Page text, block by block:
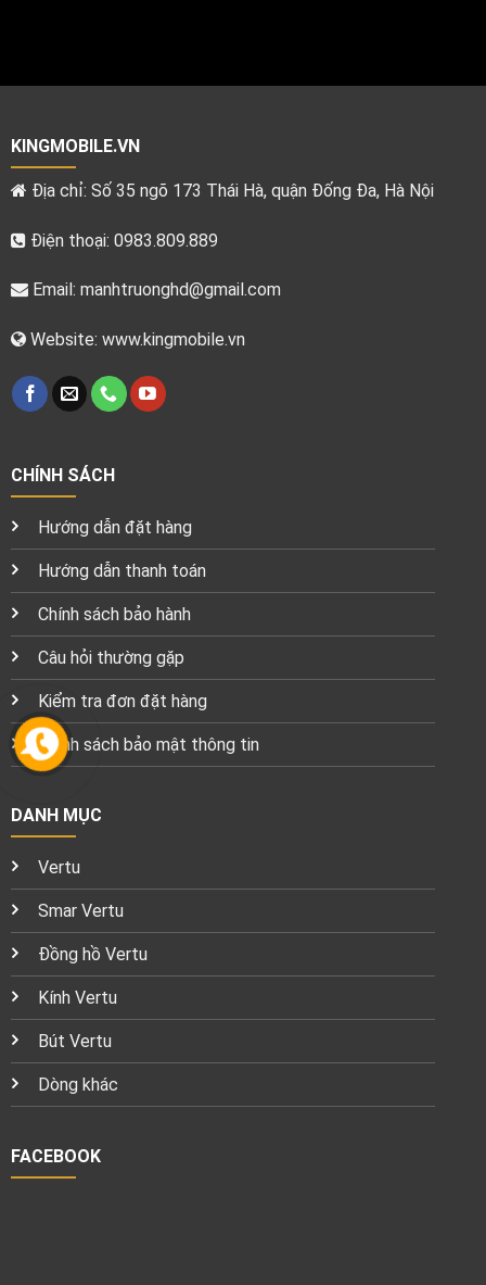
KINGMOBILE.VN
Địa chỉ: Số 35 ngõ 173 Thái Hà, quận Đống Đa, Hà Nội
Điện thoại: 0983.809.889
Email: manhtruonghd@gmail.com
Website: www.kingmobile.vn
CHÍNH SÁCH
Hướng dẫn đặt hàng
Hướng dẫn thanh toán
Chính sách bảo hành
Câu hỏi thường gặp
Kiểm tra đơn đặt hàng
Chính sách bảo mật thông tin
DANH MỤC
Vertu
Smar Vertu
Đồng hồ Vertu
Kính Vertu
Bút Vertu
Dòng khác
FACEBOOK